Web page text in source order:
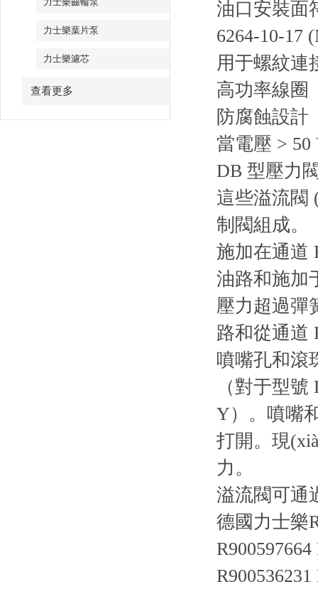
力士樂葉片泵
力士樂濾芯
查看更多
油口安裝面
6264-10-17
用于螺紋連
高功率線圈
防腐蝕設計
當電壓 > 50
DB 型壓力
這些溢流閥
制閥組成。
施加在通道
油路和施加
壓力超過彈
路和從通道
噴嘴孔和滾
（對于型
Y）。噴嘴
打開。現
力。
溢流閥可通
德國力士樂